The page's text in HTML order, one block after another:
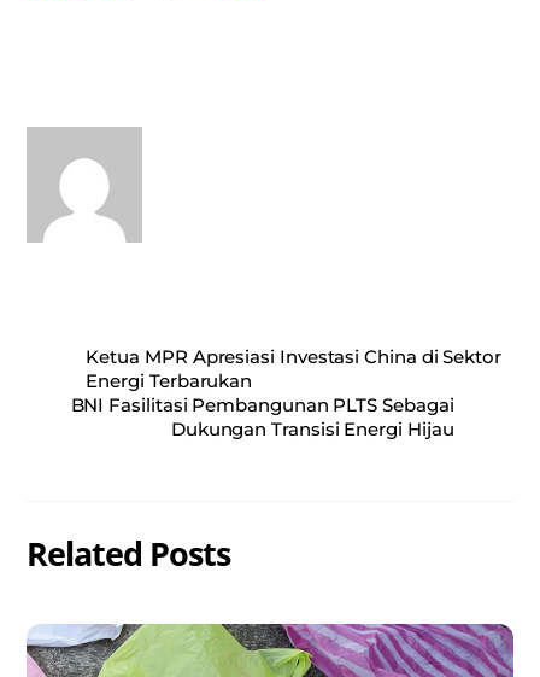
pp
Ketua MPR Apresiasi Investasi China di Sektor
Energi Terbarukan
BNI Fasilitasi Pembangunan PLTS Sebagai
Dukungan Transisi Energi Hijau
Related Posts